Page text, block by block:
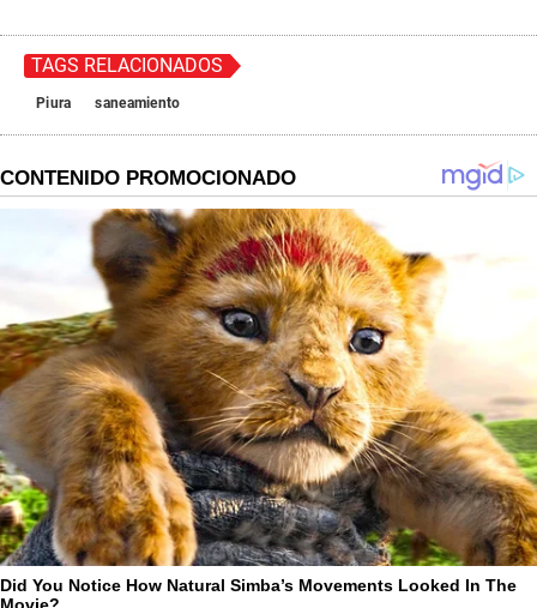
TAGS RELACIONADOS
Piura saneamiento